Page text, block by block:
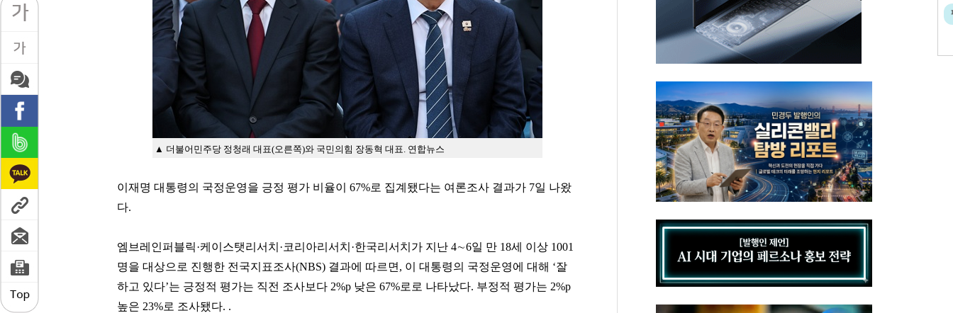
▲ 더불어민주당 정청래 대표(오른쪽)와 국민의힘 장동혁 대표. 연합뉴스
이재명 대통령의 국정운영을 긍정 평가 비율이 67%로 집계됐다는 여론조사 결과가 7일 나왔
다.
엠브레인퍼블릭·케이스탯리서치·코리아리서치·한국리서치가 지난 4∼6일 만 18세 이상 1001
명을 대상으로 진행한 전국지표조사(NBS) 결과에 따르면, 이 대통령의 국정운영에 대해 ‘잘
하고 있다’는 긍정적 평가는 직전 조사보다 2%p 낮은 67%로로 나타났다. 부정적 평가는 2%p
높은 23%로 조사됐다. .